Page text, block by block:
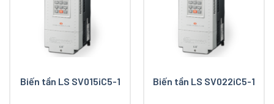
Biến tần LS SV015iC5-1 Biến tần LS SV022iC5-1